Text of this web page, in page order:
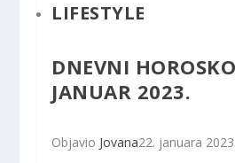
LIFESTYLE
DNEVNI
JANUAR 2023.
Objavio Jovana22. januara 2023.